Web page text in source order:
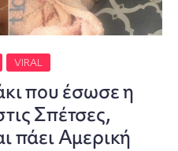
VIRAL
που έσωσε η
Σπέτσες,
πάει Αμερική